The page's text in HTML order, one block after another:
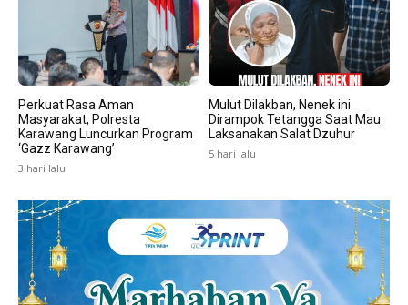
Perkuat Rasa Aman
Masyarakat, Polresta
Karawang Luncurkan Program
‘Gazz Karawang’
3 hari lalu
Mulut Dilakban, Nenek ini
Dirampok Tetangga Saat Mau
Laksanakan Salat Dzuhur
5 hari lalu